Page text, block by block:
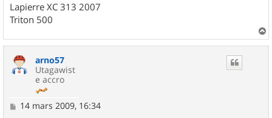
Lapierre XC 313 2007
Triton 500
a
arno57
Utagawist
e accro
M14 mars 2009, 16:34